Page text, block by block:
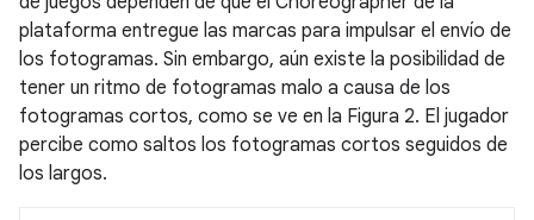
plataforma entregue las marcas para impulsar el envío de
los fotogramas. Sin embargo, aún existe la posibilidad de
tener un ritmo de fotogramas malo a causa de los
fotogramas cortos, como se ve en la Figura 2. El jugador
percibe como saltos los fotogramas cortos seguidos de
los largos.